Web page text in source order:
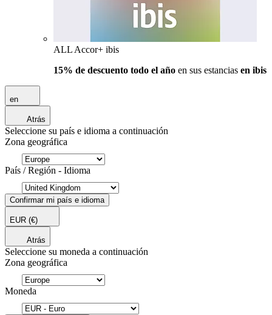
ALL Accor+ ibis
15% de descuento todo el año en sus estancias en ibis
en
Atrás
Seleccione su país e idioma a continuación
Zona geográfica
País / Región - Idioma
Confirmar mi país e idioma
EUR (€)
Atrás
Seleccione su moneda a continuación
Zona geográfica
Moneda